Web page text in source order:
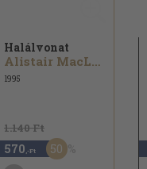
Halálvonat
Alistair MacLean...
1995
1.140 Ft
570 ,-Ft 50